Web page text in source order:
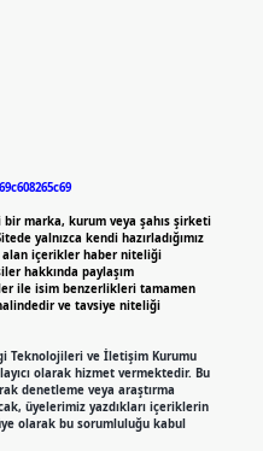
marka, kurum veya şahıs şirketi
yalnızca kendi hazırladığımız
alan içerikler haber niteliği
hakkında paylaşım
ile isim benzerlikleri tamamen
ve tavsiye niteliği
Teknolojileri ve İletişim Kurumu
olarak hizmet vermektedir. Bu
denetleme veya araştırma
üyelerimiz yazdıkları içeriklerin
olarak bu sorumluluğu kabul